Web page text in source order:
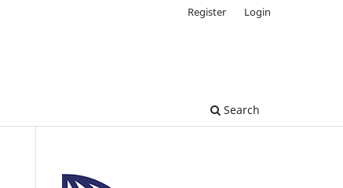
Search
Register Login